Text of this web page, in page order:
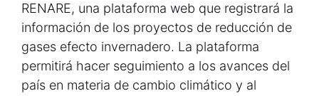
RENARE, una plataforma web que registrará la
información de los proyectos de reducción de
gases efecto invernadero. La plataforma
permitirá hacer seguimiento a los avances del
país en materia de cambio climático y al